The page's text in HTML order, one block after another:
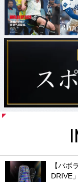
【バボ
DRIVE